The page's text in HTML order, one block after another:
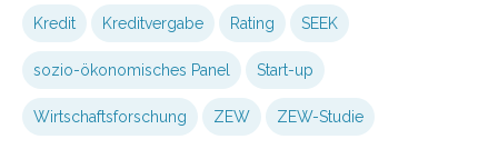
Kredit Kreditvergabe Rating SEEK
sozio-ökonomisches Panel Start-up
Wirtschaftsforschung ZEW ZEW-Studie